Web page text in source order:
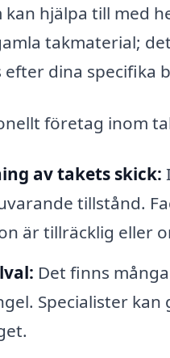
hjälpa till med
takmaterial;
efter dina specifika
företag inom
av takets skick:
tillstånd.
är tillräcklig eller
Det finns
Specialister